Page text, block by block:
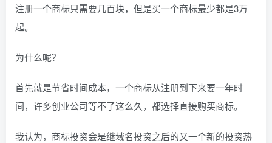
注册一个商标只需要几百块，但是买一个商标最少都是3万
起。
为什么呢？
首先就是节省时间成本，一个商标从注册到下来要一年时
间，许多创业公司等不了这么久，都选择直接购买商标。
我认为，商标投资会是继域名投资之后的又一个新的投资热